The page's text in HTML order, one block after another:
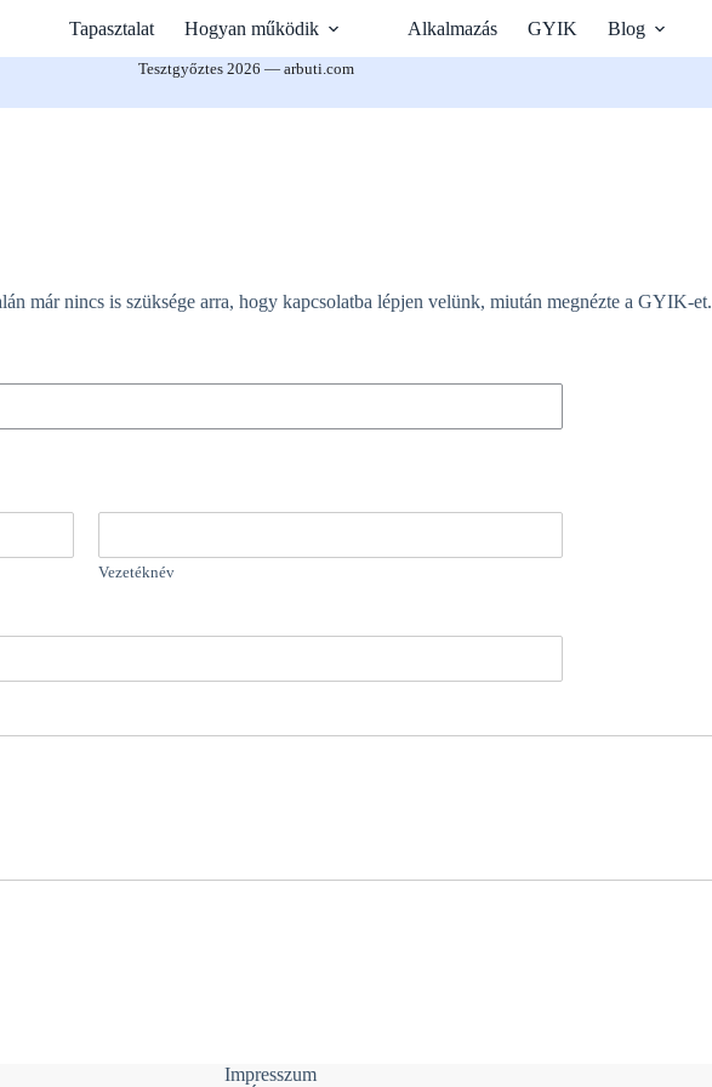
Tapasztalat Hogyan működik Alkalmazás GYIK Blog
Tesztgyőztes 2026 — arbuti.com
már nincs is szüksége arra, hogy kapcsolatba lépjen velünk, miután megnézte a GYIK-et.
Vezetéknév
Impresszum